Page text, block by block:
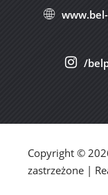
/
Copyright ©
zastrzeżone |